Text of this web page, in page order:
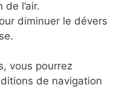
l’air.
diminuer le dévers
vous pourrez
de navigation